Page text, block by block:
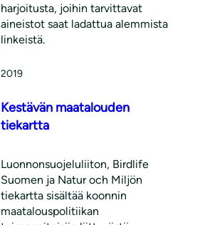
harjoitusta, joihin tarvittavat
aineistot saat ladattua alemmista
linkeistä.
2019
Kestävän maatalouden
tiekartta
Luonnonsuojeluliiton, Birdlife
Suomen ja Natur och Miljön
tiekartta sisältää koonnin
maatalouspolitiikan